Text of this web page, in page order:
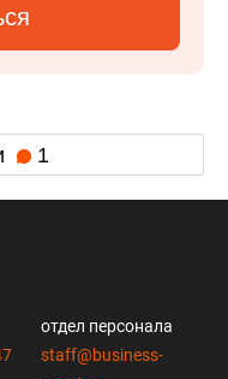
1
отдел персонала
staff@business-